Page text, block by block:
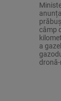
câmp
a